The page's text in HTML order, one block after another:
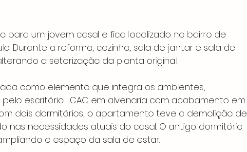
para um jovem casal e fica localizado no bairro de
Durante a reforma, cozinha, sala de jantar e sala de
a setorização da planta original.
como elemento que integra os ambientes,
escritório LCAC em alvenaria com acabamento em
dois dormitórios, o apartamento teve a demolição de
nas necessidades atuais do casal. O antigo dormitório
o espaço da sala de estar.